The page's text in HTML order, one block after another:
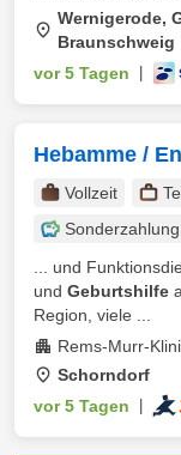
Wernigerode,
Braunschweig
vor 5 Tagen
Hebamme /
Vollzeit
Sonderzahlung
... und
und Geburtshilfe
Region, viele ...
Rems-Murr-
Schorndorf
vor 5 Tagen